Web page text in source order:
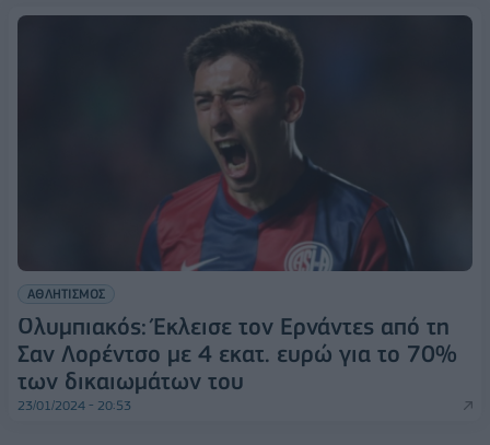
ΑΘΛΗΤΙΣΜΟΣ
Ολυμπιακός: Έκλεισε τον Ερνάντες από τη
Σαν Λορέντσο με 4 εκατ. ευρώ για το 70%
των δικαιωμάτων του
23/01/2024 - 20:53